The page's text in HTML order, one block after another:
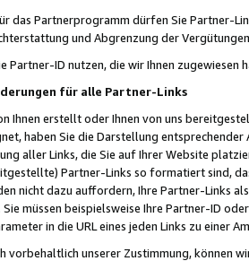
das Partnerprogramm dürfen Sie Partner-
und Abgrenzung der
Partner-ID nutzen, die wir Ihnen zugewiesen
für alle Partner-Links
Ihnen erstellt oder Ihnen von uns
haben Sie die Darstellung
aller Links, die Sie auf Ihrer Website
Partner-Links so formatiert sind,
nicht dazu auffordern, Ihre Partner-Links
müssen beispielsweise Ihre Partner-ID
in die URL eines jeden Links zu einer
vorbehaltlich unserer Zustimmung, können